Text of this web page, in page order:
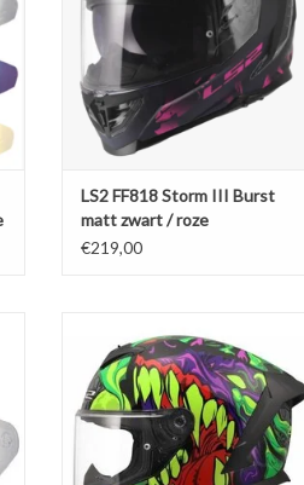
LS2 FF818 Storm III Burst
matt zwart / roze
€219,00
Groen
TOEVOEGEN AAN WINKELWAGEN